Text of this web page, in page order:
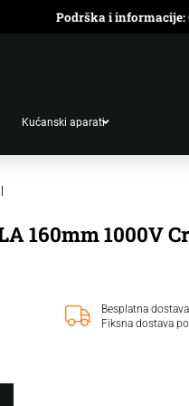
Podrška i informacije:
Kućanski aparati
160mm 1000V
Besplatna
Fiksna dostava